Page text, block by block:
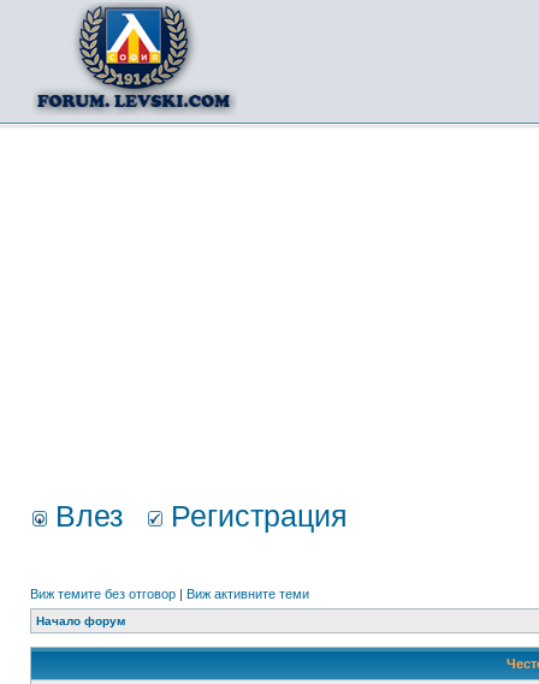
Влез Регистрация
Виж темите без отговор | Виж активните теми
Начало форум